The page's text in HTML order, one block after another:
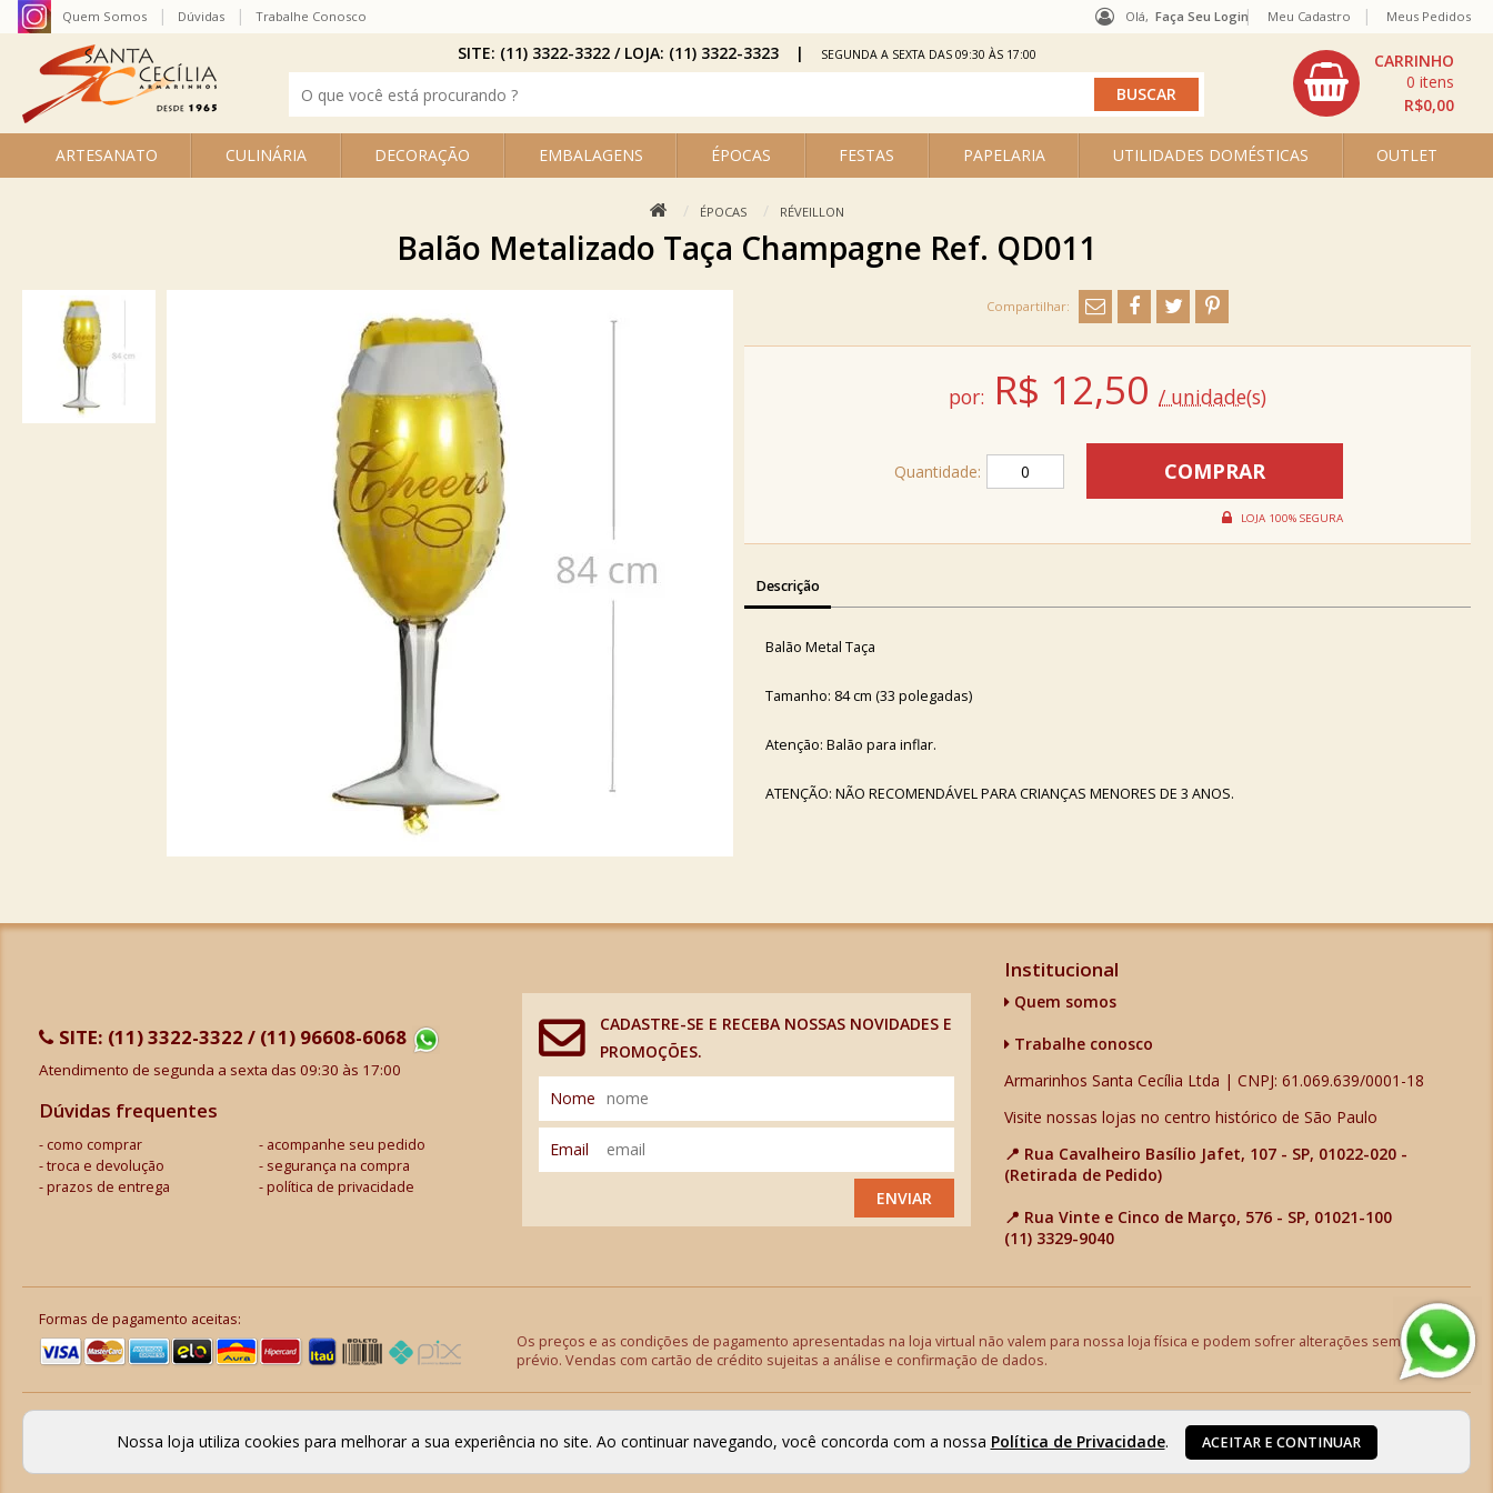
Olá, Faça Seu Login
ARTESANATO CULINÁRIA DECORAÇÃO EMBALAGENS ÉPOCAS FESTAS PAPELARIA UTILIDADES DOMÉSTICAS OUTLET
R$0,00
0
Quem Somos Dúvidas Trabalhe Conosco Meu Cadastro Meus Pedidos
SITE: (11) 3322-3322 / LOJA: (11) 3322-3323 SEGUNDA A SEXTA DAS 09:30 ÀS 17:00
ÉPOCAS RÉVEILLON
Balão Metalizado Taça Champagne Ref. QD011
por: R$ 12,50 / unidade(s)
Quantidade:
Descrição
Balão Metal Taça
Tamanho: 84 cm (33 polegadas)
Atenção: Balão para inflar.
ATENÇÃO: NÃO RECOMENDÁVEL PARA CRIANÇAS MENORES DE 3 ANOS.
SITE: (11) 3322-3322 / (11) 96608-6068
Atendimento de segunda a sexta das 09:30 às 17:00
Dúvidas frequentes
como comprar
acompanhe seu pedido
troca e devolução
segurança na compra
prazos de entrega
política de privacidade
CADASTRE-SE E RECEBA NOSSAS NOVIDADES E
PROMOÇÕES.
Nome
Email
ENVIAR
Institucional
Quem somos
Trabalhe conosco
Armarinhos Santa Cecília Ltda | CNPJ: 61.069.639/0001-18
Visite nossas lojas no centro histórico de São Paulo
📍 Rua Cavalheiro Basílio Jafet, 107 - SP, 01022-020 -
(Retirada de Pedido)
📍 Rua Vinte e Cinco de Março, 576 - SP, 01021-100
(11) 3329-9040
Formas de pagamento aceitas:
Os preços e as condições de pagamento apresentadas na loja virtual não valem para nossa loja física e podem sofrer alterações sem aviso
prévio. Vendas com cartão de crédito sujeitas a análise e confirmação de dados.
Nossa loja utiliza cookies para melhorar a sua experiência no site. Ao continuar navegando, você concorda com a nossa Política de Privacidade. ACEITAR E CONTINUAR